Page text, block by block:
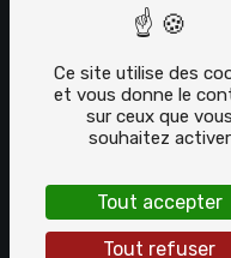
accueillir et de
modèles. Pour
complémentaire,
téléphone au 01 69
Choisissez Chrono
moto neuve à
unique au guidon
Ce site utilise des
et vous donne le
sur ceux que vous
souhaitez activer
Tout accepter
Tout refuser